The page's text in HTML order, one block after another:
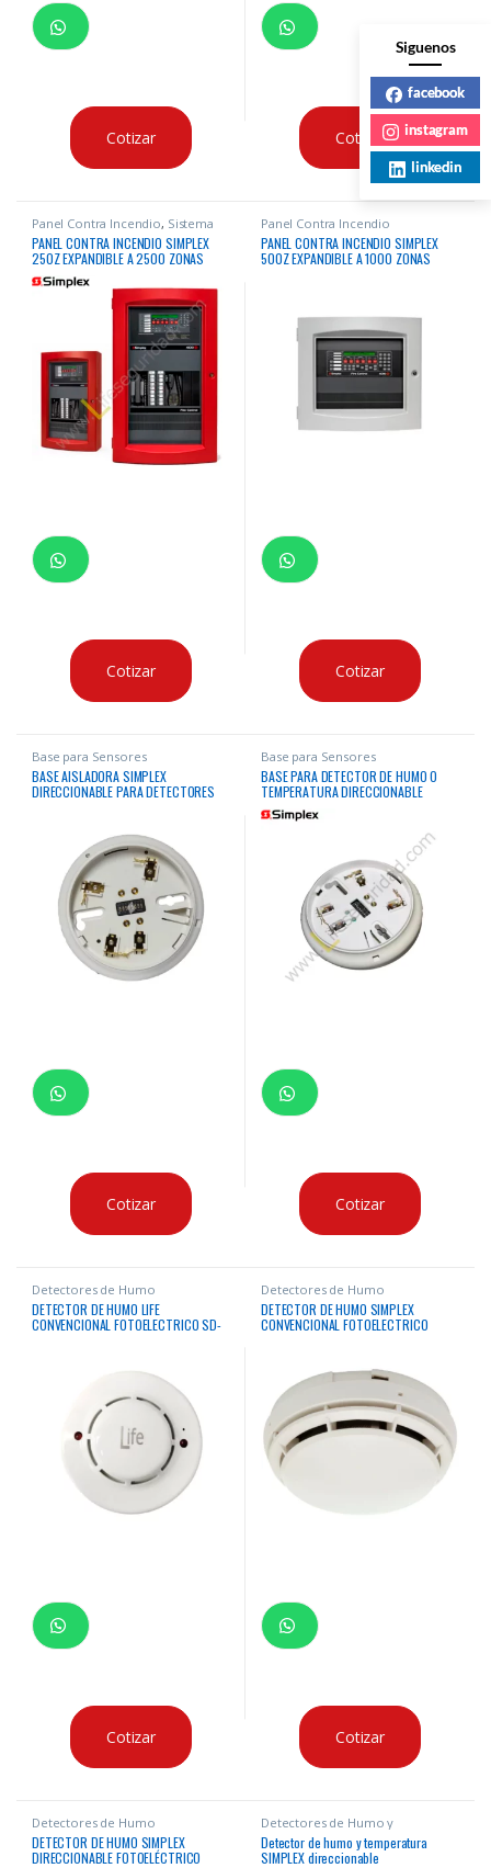
Cotizar Cotizar
Panel Contra Incendio, Sistema
Contra Incendio
PANEL CONTRA INCENDIO SIMPLEX
250Z EXPANDIBLE A 2500 ZONAS
DIRECCIONABLE IDNAC
Cotizar
Panel Contra Incendio
PANEL CONTRA INCENDIO SIMPLEX
500Z EXPANDIBLE A 1000 ZONAS
Cotizar
Base para Sensores
BASE AISLADORA SIMPLEX
DIRECCIONABLE PARA DETECTORES
Cotizar
Base para Sensores
BASE PARA DETECTOR DE HUMO O
TEMPERATURA DIRECCIONABLE
SIMPLEX
Cotizar
Detectores de Humo
DETECTOR DE HUMO LIFE
CONVENCIONAL FOTOELECTRICO SD-
Cotizar
Detectores de Humo
DETECTOR DE HUMO SIMPLEX
CONVENCIONAL FOTOELECTRICO
Cotizar
Detectores de Humo
DETECTOR DE HUMO SIMPLEX
DIRECCIONABLE FOTOELÉCTRICO
Detectores de Humo y
Temperatura
Detector de humo y temperatura
SIMPLEX direccionable
Siguenos
facebook
instagram
linkedin